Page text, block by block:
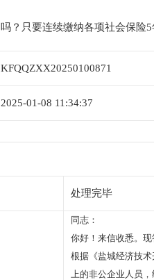
吗？只要连续缴纳各项社会保险
KFQQZXX20250100871
2025-01-08 11:34:37
处理完毕
同志：
你好！来信收悉。现
根据《盐城经济技
上的非公企业人员